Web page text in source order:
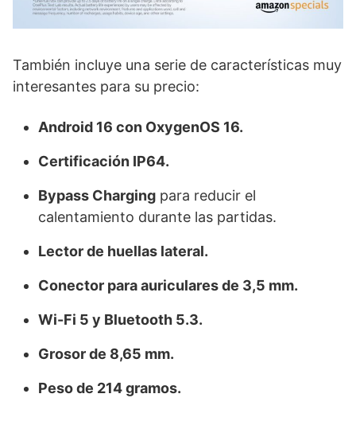
También incluye una serie de características muy
interesantes para su precio:
Android 16 con OxygenOS 16.
Certificación IP64.
Bypass Charging para reducir el
calentamiento durante las partidas.
Lector de huellas lateral.
Conector para auriculares de 3,5 mm.
Wi-Fi 5 y Bluetooth 5.3.
Grosor de 8,65 mm.
Peso de 214 gramos.